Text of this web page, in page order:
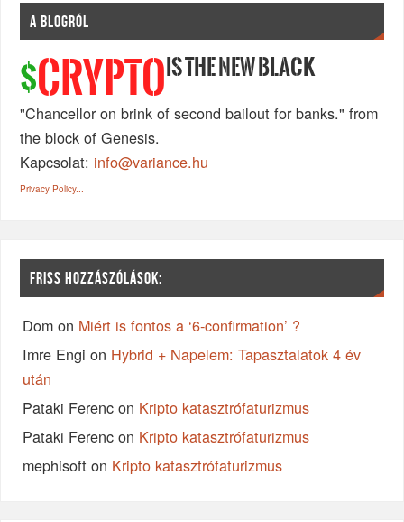
A BLOGRÓL
$CRYPTO IS THE NEW BLACK
"Chancellor on brink of second bailout for banks." from
the block of Genesis.
Kapcsolat: info@variance.hu
Privacy Policy...
FRISS HOZZÁSZÓLÁSOK:
Dom on Miért is fontos a ‘6-confirmation’ ?
Imre Engi on Hybrid + Napelem: Tapasztalatok 4 év
után
Pataki Ferenc on Kripto katasztrófaturizmus
Pataki Ferenc on Kripto katasztrófaturizmus
mephisoft on Kripto katasztrófaturizmus